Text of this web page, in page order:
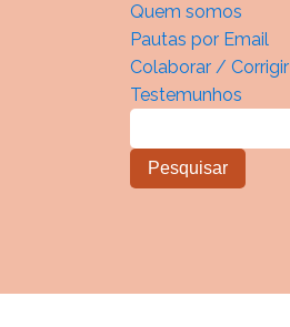
Quem somos
Pautas por Email
Colaborar / Corrigir
Testemunhos